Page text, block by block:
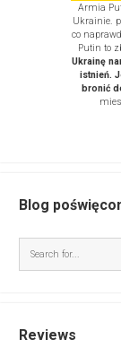
Armia
Ukrainie.
co
Putin to
Ukrainę
istnień.
bronić
Blog
Reviews